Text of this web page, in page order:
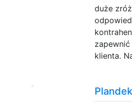
duże
klienta.